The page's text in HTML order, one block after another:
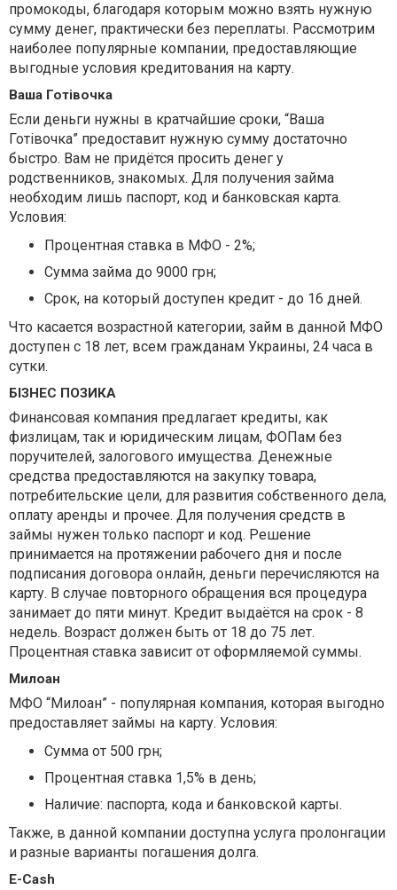
промокоды, благодаря которым можно взять нужную
сумму денег, практически без переплаты. Рассмотрим
наиболее популярные компании, предоставляющие
выгодные условия кредитования на карту.
Ваша Готівочка
Если деньги нужны в кратчайшие сроки, “Ваша
Готівочка” предоставит нужную сумму достаточно
быстро. Вам не придётся просить денег у
родственников, знакомых. Для получения займа
необходим лишь паспорт, код и банковская карта.
Условия:
Процентная ставка в МФО - 2%;
Сумма займа до 9000 грн;
Срок, на который доступен кредит - до 16 дней.
Что касается возрастной категории, займ в данной МФО
доступен с 18 лет, всем гражданам Украины, 24 часа в
сутки.
БІЗНЕС ПОЗИКА
Финансовая компания предлагает кредиты, как
физлицам, так и юридическим лицам, ФОПам без
поручителей, залогового имущества. Денежные
средства предоставляются на закупку товара,
потребительские цели, для развития собственного дела,
оплату аренды и прочее. Для получения средств в
займы нужен только паспорт и код. Решение
принимается на протяжении рабочего дня и после
подписания договора онлайн, деньги перечисляются на
карту. В случае повторного обращения вся процедура
занимает до пяти минут. Кредит выдаётся на срок - 8
недель. Возраст должен быть от 18 до 75 лет.
Процентная ставка зависит от оформляемой суммы.
Милоан
МФО “Милоан” - популярная компания, которая выгодно
предоставляет займы на карту. Условия:
Сумма от 500 грн;
Процентная ставка 1,5% в день;
Наличие: паспорта, кода и банковской карты.
Также, в данной компании доступна услуга пролонгации
и разные варианты погашения долга.
E-Cash